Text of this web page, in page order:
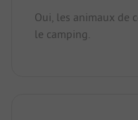
Oui, les animaux de
le camping.